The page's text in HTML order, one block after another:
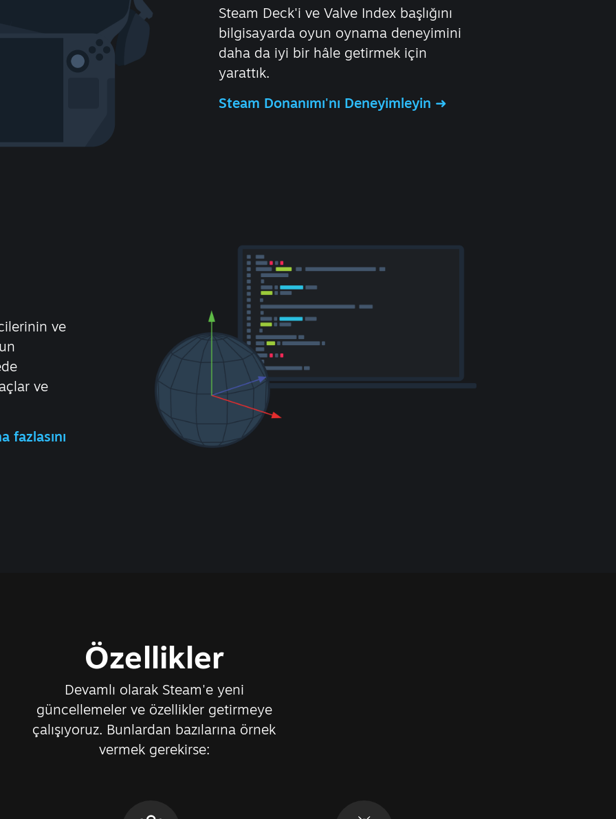
Steam Deck'i ve Valve Index başlığını
bilgisayarda oyun oynama deneyimini
daha da iyi bir hâle getirmek için
yarattık.
Steam Donanımı'nı Deneyimleyin
ve
ve
fazlasını
Özellikler
Devamlı olarak Steam'e yeni
güncellemeler ve özellikler getirmeye
çalışıyoruz. Bunlardan bazılarına örnek
vermek gerekirse: